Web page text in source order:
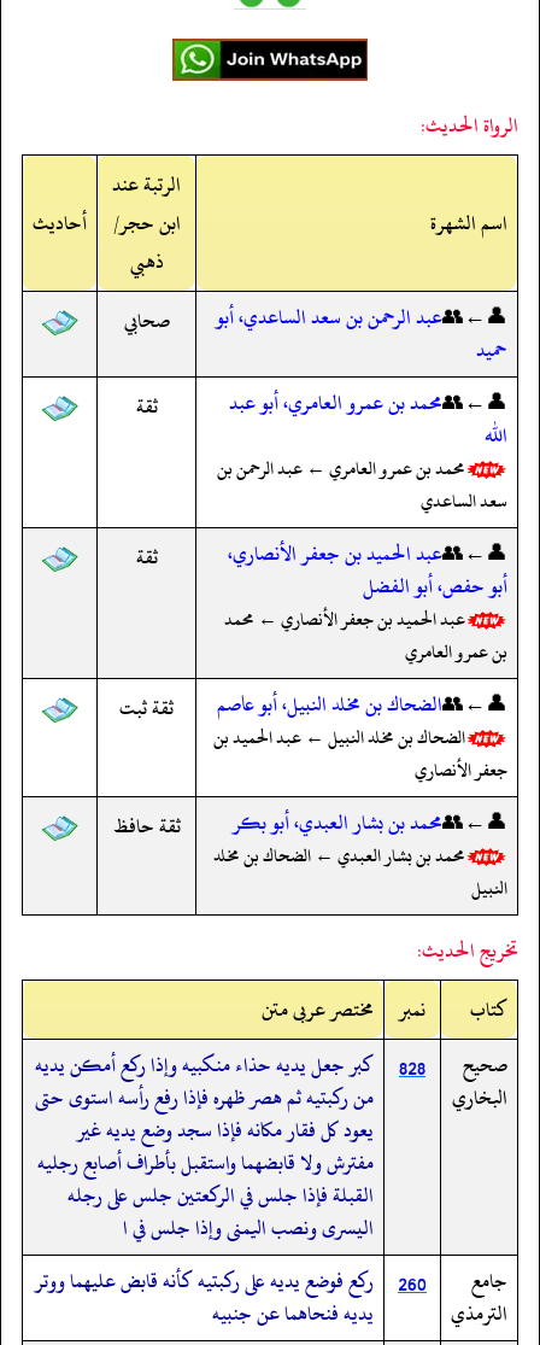
الرواة الحديث:
اسم الشهرة
الرتبة عند
ابن حجر/
ذهبي
أحاديث
👤←👥عبد الرحمن بن سعد الساعدي، أبو
حميد
صحابي
👤←👥محمد بن عمرو العامري، أبو عبد
الله
محمد بن عمرو العامري ← عبد الرحمن بن
سعد الساعدي
ثقة
👤←👥عبد الحميد بن جعفر الأنصاري،
أبو حفص، أبو الفضل
عبد الحميد بن جعفر الأنصاري ← محمد
بن عمرو العامري
ثقة
👤←👥الضحاك بن مخلد النبيل، أبو عاصم
الضحاك بن مخلد النبيل ← عبد الحميد بن
جعفر الأنصاري
ثقة ثبت
👤←👥محمد بن بشار العبدي، أبو بكر
محمد بن بشار العبدي ← الضحاك بن مخلد
النبيل
ثقة حافظ
تخريج الحديث:
کتاب
نمبر
مختصر عربی متن
صحيح
البخاري
828
كبر جعل يديه حذاء منكبيه وإذا ركع أمكن يديه
من ركبتيه ثم هصر ظهره فإذا رفع رأسه استوى حتى
يعود كل فقار مكانه فإذا سجد وضع يديه غير
مفترش ولا قابضهما واستقبل بأطراف أصابع رجليه
القبلة فإذا جلس في الركعتين جلس على رجله
اليسرى ونصب اليمنى وإذا جلس في ا
جامع
الترمذي
260
ركع فوضع يديه على ركبتيه كأنه قابض عليهما ووتر
يديه فنحاهما عن جنبيه